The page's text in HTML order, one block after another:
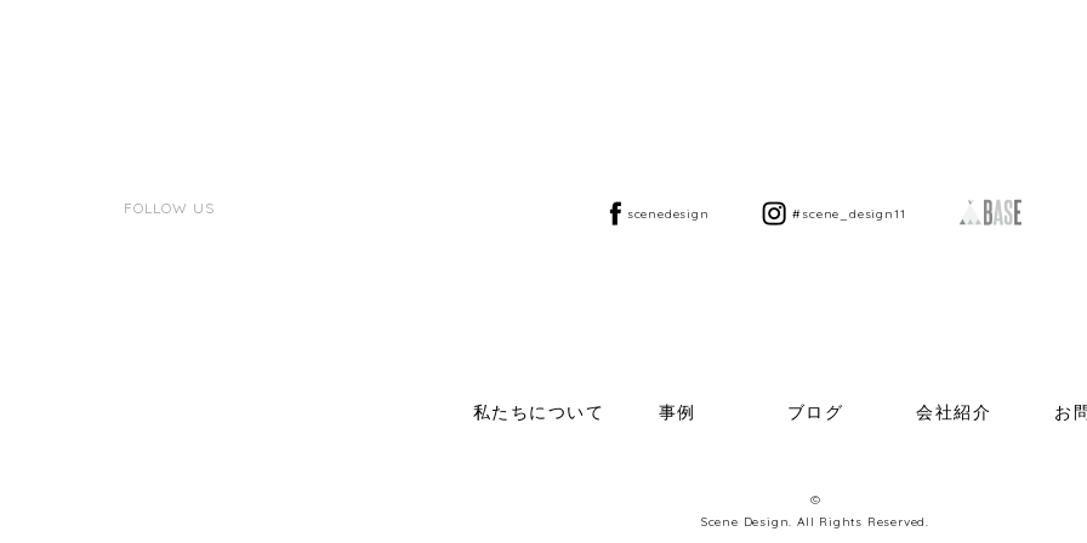
FOLLOW US scenedesign #scene_design11
私たちについて 事例 ブログ 会社紹介 お
©
Scene Design. All Rights Reserved.